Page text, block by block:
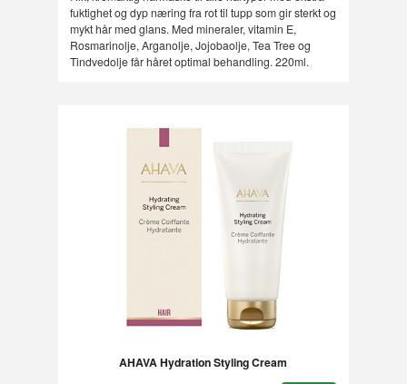
fuktighet og dyp næring fra rot til tupp som gir sterkt og
mykt hår med glans. Med mineraler, vitamin E,
Rosmarinolje, Arganolje, Jojobaolje, Tea Tree og
Tindvedolje får håret optimal behandling. 220ml.
AHAVA Hydration Styling Cream